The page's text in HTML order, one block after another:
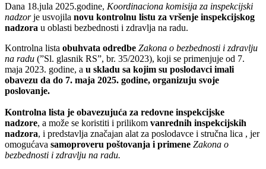
Dana 18.jula 2025.godine, Koordinaciona komisija za inspekcijski
nadzorje usvojila novu kontrolnu listu za vršenje inspekcijskog
nadzora u oblasti bezbednosti i zdravlja na radu.
Kontrolna lista obuhvata odredbe Zakona o bezbednosti i zdravlju
na radu (”Sl. glasnik RS”, br. 35/2023), koji se primenjuje od 7.
maja 2023. godine, a u skladu sa kojim su poslodavci imali
obavezu da do 7. maja 2025. godine, organizuju svoje
poslovanje.
Kontrolna lista je obavezujuća za redovne inspekcijske
nadzore, a može se koristiti i prilikom vanrednih inspekcijskih
nadzora, i predstavlja značajan alat za poslodavce i stručna lica , jer
omogućava samoproveru poštovanja i primene Zakona o
bezbednosti i zdravlju na radu.